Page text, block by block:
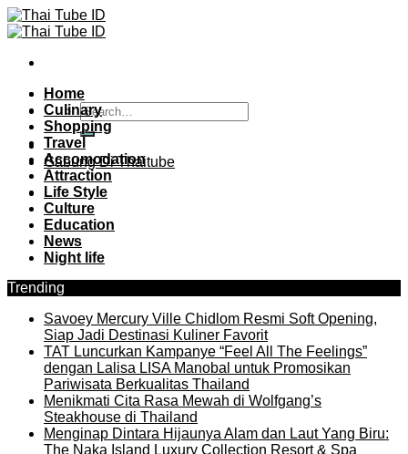
Skip
to
Gabung Di Thaitube
Home
Culinary
Shopping
Travel
Accomodation
Attraction
Life Style
Culture
Education
News
Night life
Trending
Savoey Mercury Ville Chidlom Resmi Soft Opening,
Siap Jadi Destinasi Kuliner Favorit
TAT Luncurkan Kampanye “Feel All The Feelings”
dengan Lalisa LISA Manobal untuk Promosikan
Pariwisata Berkualitas Thailand
Menikmati Cita Rasa Mewah di Wolfgang’s
Steakhouse di Thailand
Menginap Dintara Hijaunya Alam dan Laut Yang Biru:
The Naka Island Luxury Collection Resort & Spa